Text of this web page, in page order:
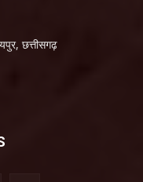
छत्तीसगढ़